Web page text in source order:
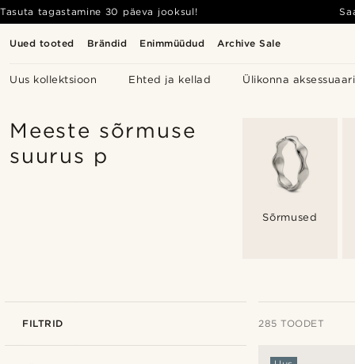
Uued tooted Brändid Enimmüüdud Archive Sale
Uus kollektsioon Ehted ja kellad Ülikonna
Tasuta tagastamine 30 päeva jooksul!
Meeste sõrmuse
suurus p
Sõrmused
FILTRID 285 TOODET